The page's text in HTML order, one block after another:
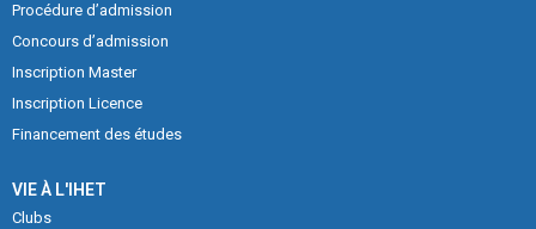
Procédure d’admission
Concours d’admission
Inscription Master
Inscription Licence
Financement des études
VIE À L'IHET
Clubs